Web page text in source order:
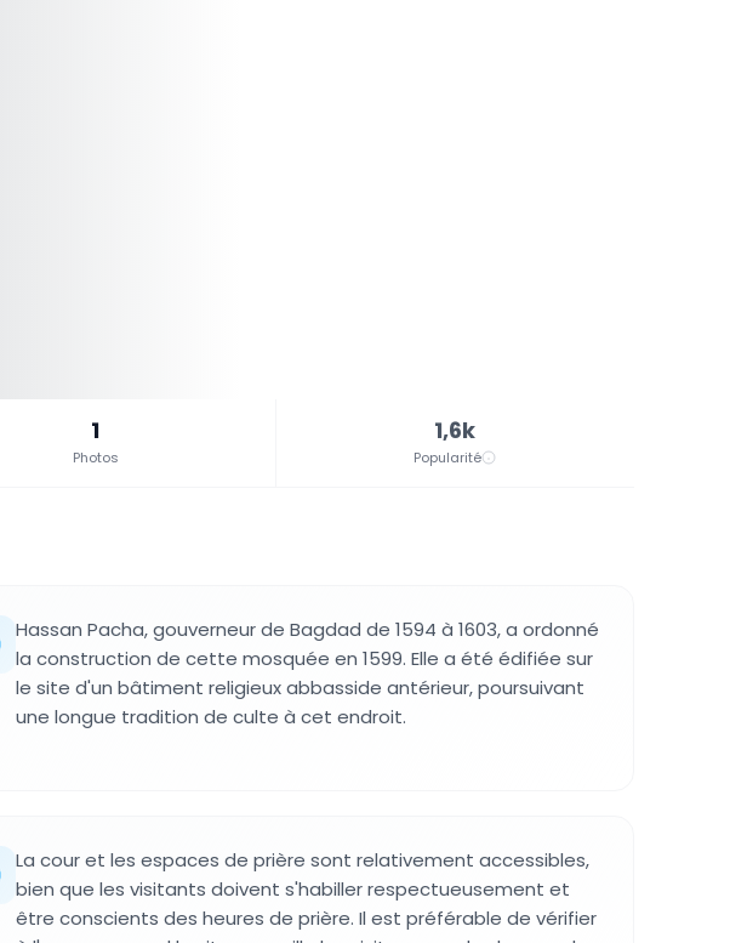
1
Photos
1,6k
Popularité
Hassan Pacha, gouverneur de Bagdad de 1594 à 1603, a ordonné
la construction de cette mosquée en 1599. Elle a été édifiée sur
le site d'un bâtiment religieux abbasside antérieur, poursuivant
une longue tradition de culte à cet endroit.
La cour et les espaces de prière sont relativement accessibles,
bien que les visitants doivent s'habiller respectueusement et
être conscients des heures de prière. Il est préférable de vérifier